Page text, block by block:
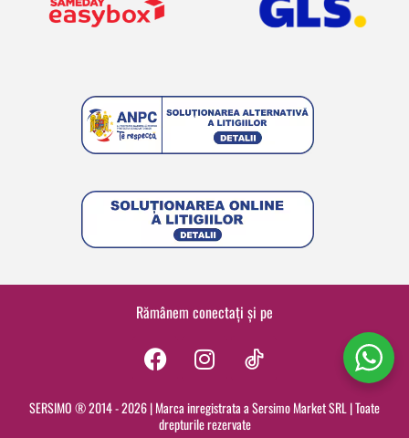
Rămânem conectați și pe
F
c
e
I
s
t
SERSIMO ® 2014 - 2026 | Marca inregistrata a Sersimo Market SRL | Toate
drepturile rezervate